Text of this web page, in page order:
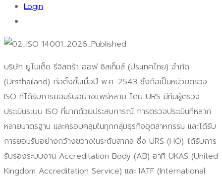
Login
บริษัท ยูไนเต็ด รีจิสตร้า ออฟ ซิสเท็มส์ (ประเทศไทย) จำกัด
(Ursthailand) ก่อตั้งขึ้นเมื่อปี พ.ศ. 2543 ซึ่งถือเป็นหน่วยตรวจ
ISO ที่ได้รับการยอมรับอย่างแพร่หลาย โดย URS มีทีมผู้ตรวจ
ประเมินระบบ ISO ที่มากด้วยประสบการณ์ การตรวจประเมินที่หลาก
หลายมาตรฐาน และครอบคลุมในทุกกลุ่มธุรกิจอุตสาหกรรม และได้รับ
การยอมรับอย่างกว้างขวางในระดับสากล ซึ่ง URS (HO) ได้รับการ
รับรองระบบงาน Accreditation Body (AB) อาทิ UKAS (United
Kingdom Accreditation Service) และ IATF (International